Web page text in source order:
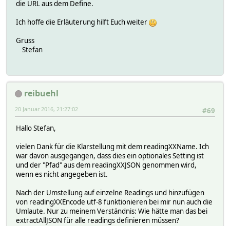
die URL aus dem Define.
Ich hoffe die Erläuterung hilft Euch weiter
Gruss
Stefan
reibuehl
#69
20 Januar 2016, 21:27:02
Hallo Stefan,
vielen Dank für die Klarstellung mit dem readingXXName. Ich
war davon ausgegangen, dass dies ein optionales Setting ist
und der "Pfad" aus dem readingXXJSON genommen wird,
wenn es nicht angegeben ist.
Nach der Umstellung auf einzelne Readings und hinzufügen
von readingXXEncode utf-8 funktionieren bei mir nun auch die
Umlaute. Nur zu meinem Verständnis: Wie hätte man das bei
extractAllJSON für alle readings definieren müssen?